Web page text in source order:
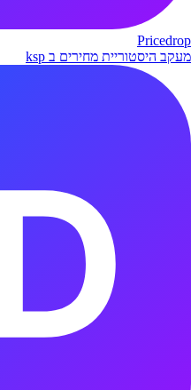
Pricedrop
מעקב היסטוריית מחירים ב ksp